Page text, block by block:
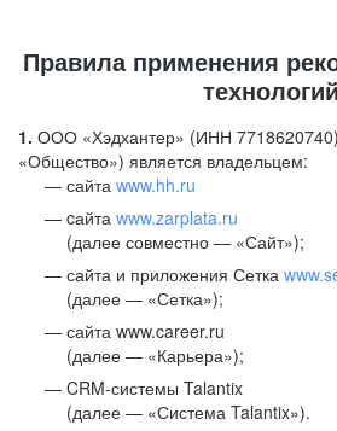
Правила применения
технологий
1. ООО «Хэдхантер» (ИНН
«Общество») является владельцем:
сайта www.hh.ru
cайта www.zarplata.ru
(далее совместно — «Сайт»);
сайта и приложения Сетка
(далее — «Сетка»);
сайта www.career.ru
(далее — «Карьера»);
CRM-системы Talantix
(далее — «Система Talantix»).